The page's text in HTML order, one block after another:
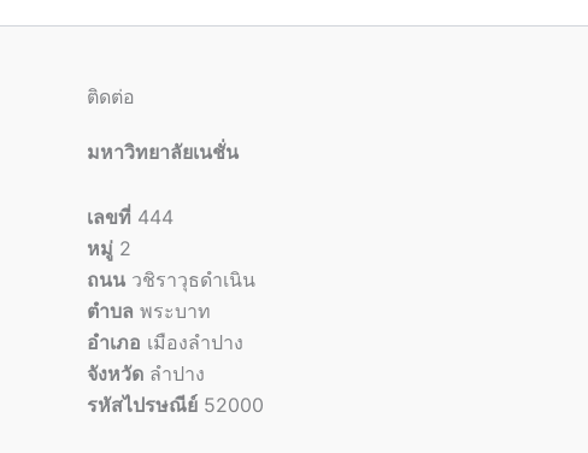
ติดต่อ
มหาวิทยาลัยเนชั่น
เลขที่ 444
หมู่ 2
ถนน วชิราวุธดำเนิน
ตำบล พระบาท
อำเภอ เมืองลำปาง
จังหวัด ลำปาง
รหัสไปรษณีย์ 52000